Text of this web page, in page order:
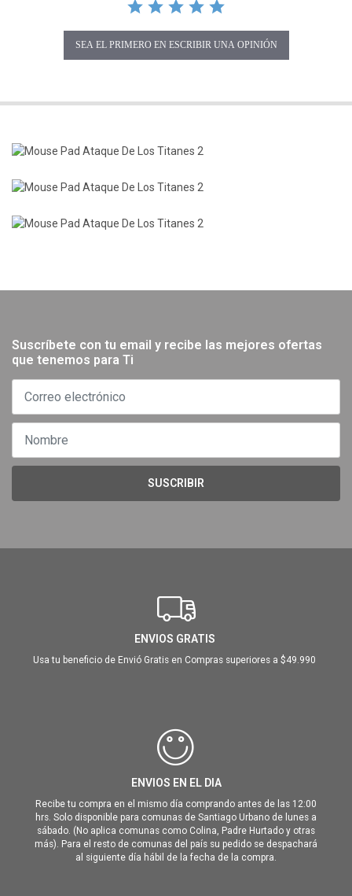
SEA EL PRIMERO EN ESCRIBIR UNA OPINIÓN
Suscríbete con tu email y recibe las mejores ofertas
que tenemos para Ti
SUSCRIBIR
ENVIOS GRATIS
Usa tu beneficio de Envió Gratis en Compras superiores a $49.990
ENVIOS EN EL DIA
Recibe tu compra en el mismo día comprando antes de las 12:00
hrs. Solo disponible para comunas de Santiago Urbano de lunes a
sábado. (No aplica comunas como Colina, Padre Hurtado y otras
más). Para el resto de comunas del país su pedido se despachará
al siguiente día hábil de la fecha de la compra.